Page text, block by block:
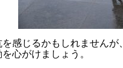
感じるかもしれません
心がけましょう。